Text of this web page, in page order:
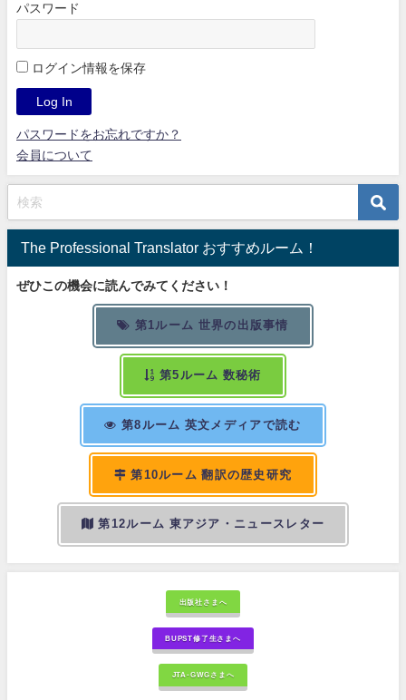
パスワード
ログイン情報を保存
パスワードをお忘れですか？
会員について
The Professional Translator おすすめルーム！
ぜひこの機会に読んでみてください！
第1ルーム 世界の出版事情
第5ルーム 数秘術
第8ルーム 英文メディアで読む
第10ルーム 翻訳の歴史研究
第12ルーム 東アジア・ニュースレター
出版社さまへ
BUPST修了生さまへ
JTA-GWGさまへ